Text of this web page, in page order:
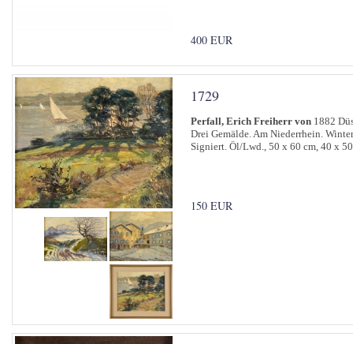
400 EUR
1729
Perfall, Erich Freiherr von 1882
Drei Gemälde. Am Niederrhein.
Signiert. Öl/Lwd., 50 x 60 cm, 40 x
150 EUR